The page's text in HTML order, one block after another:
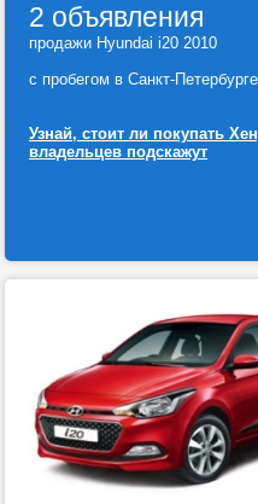
2 объявления
продажи Hyundai i20 2010
с пробегом в Санкт-
Узнай, стоит ли покупать
владельцев подскажут